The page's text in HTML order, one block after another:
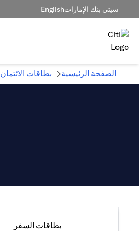
سيتي بنك الإماراتEnglish
الصفحة الرئيسية بطاقات الائتمان
بطاقات السفر